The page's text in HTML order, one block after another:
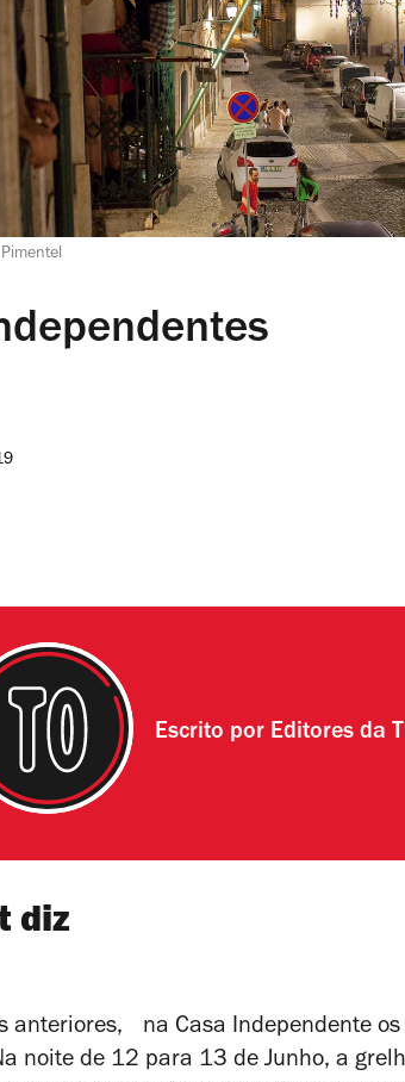
Escrito por Editores da
diz
anteriores, na Casa Independente
noite de 12 para 13 de Junho, a